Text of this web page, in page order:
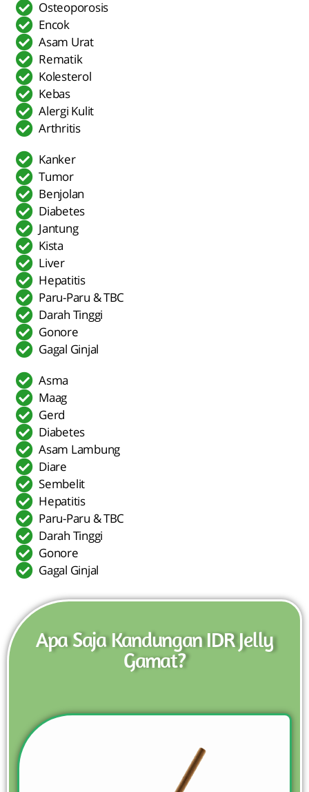
Osteoporosis
Encok
Asam Urat
Rematik
Kolesterol
Kebas
Alergi Kulit
Arthritis
Kanker
Tumor
Benjolan
Diabetes
Jantung
Kista
Liver
Hepatitis
Paru-Paru & TBC
Darah Tinggi
Gonore
Gagal Ginjal
Asma
Maag
Gerd
Diabetes
Asam Lambung
Diare
Sembelit
Hepatitis
Paru-Paru & TBC
Darah Tinggi
Gonore
Gagal Ginjal
Apa Saja Kandungan IDR Jelly
Gamat?